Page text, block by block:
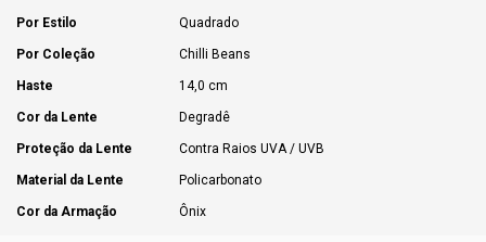
Por Estilo Quadrado
Por Coleção Chilli Beans
Haste 14,0 cm
Cor da Lente Degradê
Proteção da Lente Contra Raios UVA / UVB
Material da Lente Policarbonato
Cor da Armação Ônix